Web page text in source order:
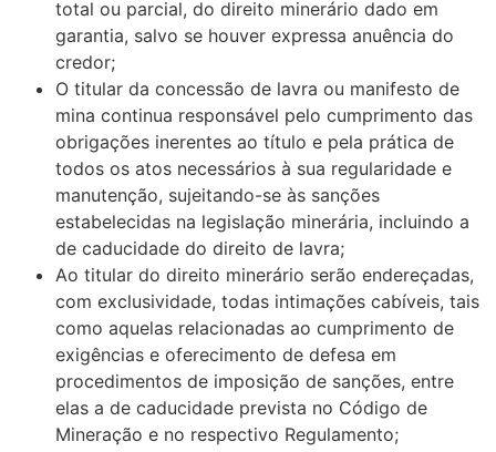
total ou parcial, do direito minerário dado em
garantia, salvo se houver expressa anuência do
credor;
O titular da concessão de lavra ou manifesto de
mina continua responsável pelo cumprimento das
obrigações inerentes ao título e pela prática de
todos os atos necessários à sua regularidade e
manutenção, sujeitando-se às sanções
estabelecidas na legislação minerária, incluindo a
de caducidade do direito de lavra;
Ao titular do direito minerário serão endereçadas,
com exclusividade, todas intimações cabíveis, tais
como aquelas relacionadas ao cumprimento de
exigências e oferecimento de defesa em
procedimentos de imposição de sanções, entre
elas a de caducidade prevista no Código de
Mineração e no respectivo Regulamento;